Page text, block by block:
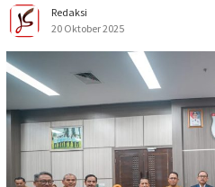
Redaksi
20 Oktober 2025